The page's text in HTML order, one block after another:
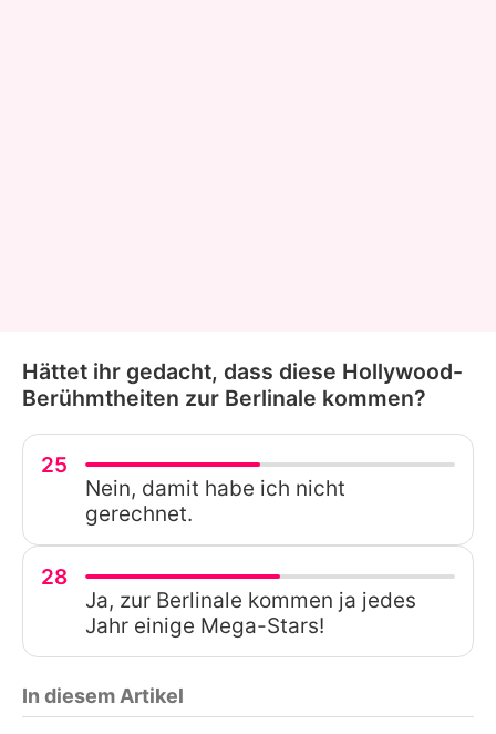
Hättet ihr gedacht, dass diese Hollywood-
Berühmtheiten zur Berlinale kommen?
25
Nein, damit habe ich nicht
gerechnet.
28
Ja, zur Berlinale kommen ja jedes
Jahr einige Mega-Stars!
In diesem Artikel